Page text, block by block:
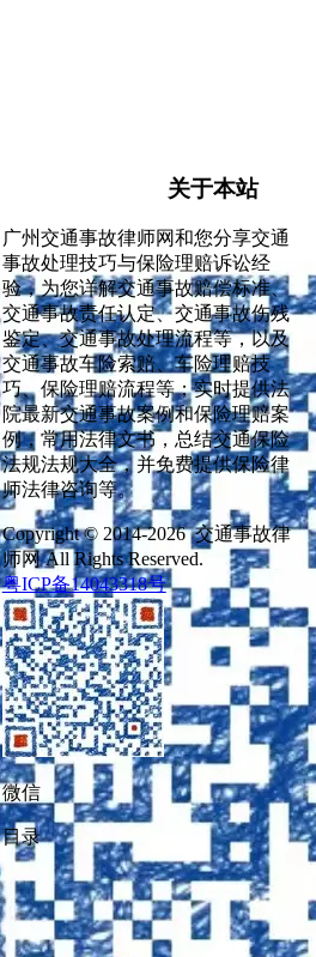
关于本站
广州交通事故律师网和您分享交通
事故处理技巧与保险理赔诉讼经
验，为您详解交通事故赔偿标准、
交通事故责任认定、交通事故伤残
鉴定、交通事故处理流程等，以及
交通事故车险索赔、车险理赔技
巧、保险理赔流程等；实时提供法
院最新交通事故案例和保险理赔案
例，常用法律文书，总结交通保险
法规法规大全，并免费提供保险律
师法律咨询等。
Copyright © 2014-2026 交通事故律
师网 All Rights Reserved.
粤ICP备14043318号
微信
目录